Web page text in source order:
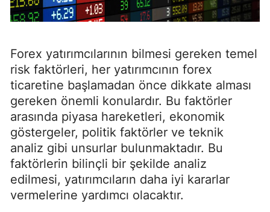
Forex yatırımcılarının bilmesi gereken temel
risk faktörleri, her yatırımcının forex
ticaretine başlamadan önce dikkate alması
gereken önemli konulardır. Bu faktörler
arasında piyasa hareketleri, ekonomik
göstergeler, politik faktörler ve teknik
analiz gibi unsurlar bulunmaktadır. Bu
faktörlerin bilinçli bir şekilde analiz
edilmesi, yatırımcıların daha iyi kararlar
vermelerine yardımcı olacaktır.